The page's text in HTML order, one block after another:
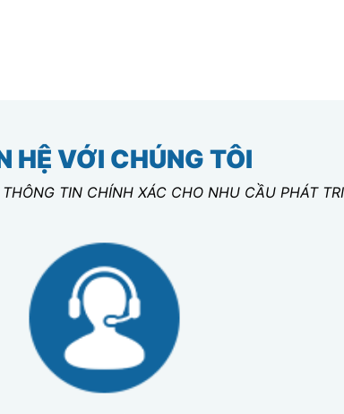
HỆ VỚI CHÚNG TÔI
TIN CHÍNH XÁC CHO NHU CẦU PHÁT